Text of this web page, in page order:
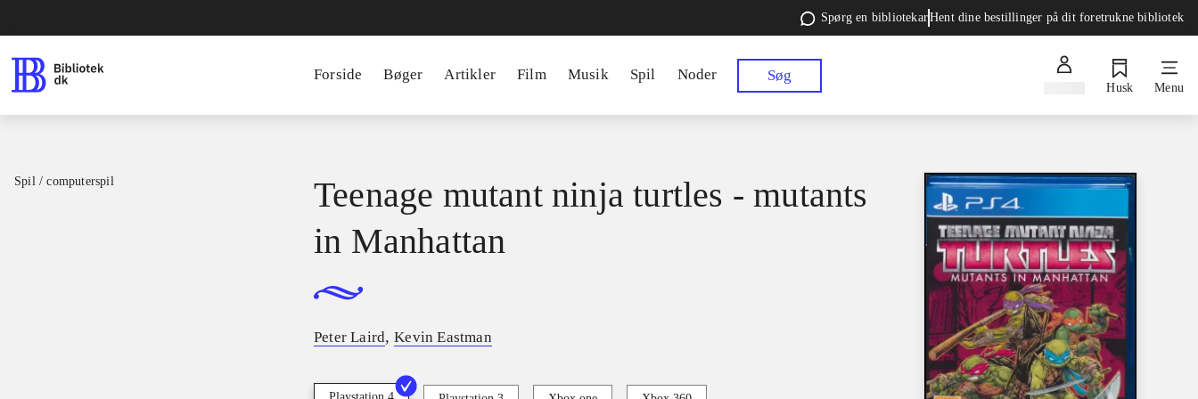
Spørg en bibliotekarHent dine bestillinger på dit foretrukne bibliotek
Forside Bøger Artikler Film Musik Spil Noder Søg
Husk Menu
Spil / computerspil
Teenage mutant ninja turtles - mutants
in Manhattan
Peter Laird,Kevin Eastman